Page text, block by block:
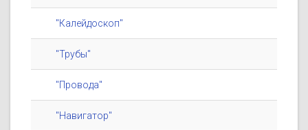
"Калейдоскоп"
"Трубы"
"Провода"
"Навигатор"